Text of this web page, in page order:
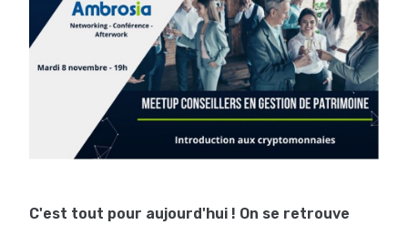
C'est tout pour aujourd'hui ! On se retrouve